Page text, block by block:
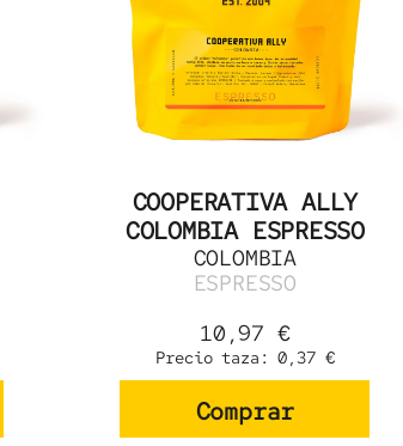
COOPERATIVA ALLY
COLOMBIA ESPRESSO
COLOMBIA
ESPRESSO
10,97 €
Precio taza:0,37 €
Comprar